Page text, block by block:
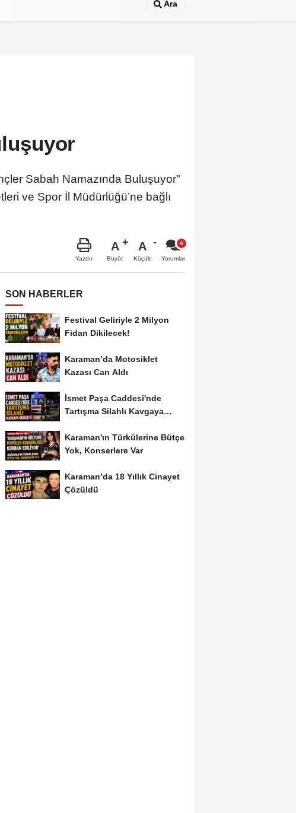
Ara
Sabah Namazında Buluşuyor"
ve Spor İl Müdürlüğü’ne bağlı
Yazdır
A
Büyüt
A
Küçült Yorumlar
SON HABERLER
Festival Geliriyle 2 Milyon
Fidan Dikilecek!
Karaman’da Motosiklet
Kazası Can Aldı
İsmet Paşa Caddesi'nde
Tartışma Silahlı Kavgaya
Karaman'ın Türkülerine Bütçe
Yok, Konserlere Var
Karaman’da 18 Yıllık Cinayet
Çözüldü